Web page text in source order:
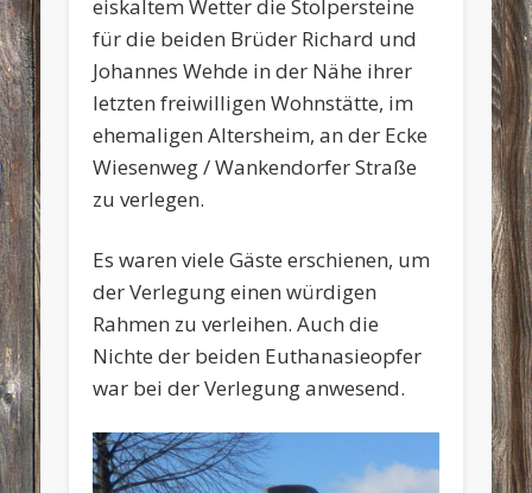
eiskaltem Wetter die Stolpersteine
für die beiden Brüder Richard und
Johannes Wehde in der Nähe ihrer
letzten freiwilligen Wohnstätte, im
ehemaligen Altersheim, an der Ecke
Wiesenweg / Wankendorfer Straße
zu verlegen.
Es waren viele Gäste erschienen, um
der Verlegung einen würdigen
Rahmen zu verleihen. Auch die
Nichte der beiden Euthanasieopfer
war bei der Verlegung anwesend.